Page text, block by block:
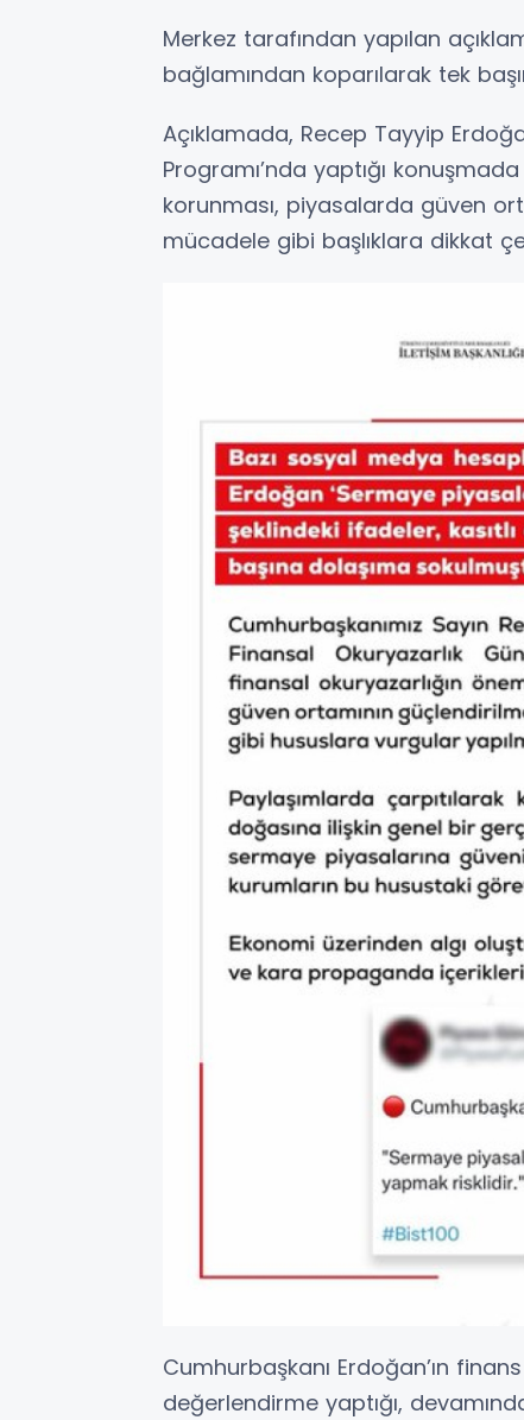
Merkez tarafından yapılan
bağlamından koparılarak tek
Açıklamada, Recep Tayyip
Programı’nda yaptığı
korunması, piyasalarda güven
mücadele gibi başlıklara dikkat
Cumhurbaşkanı Erdoğan’ın
değerlendirme yaptığı,